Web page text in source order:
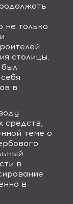
не только
столицы.
в
средств,
теме о
в
в